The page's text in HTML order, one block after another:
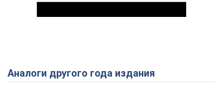
Play Video
Аналоги другого года издания